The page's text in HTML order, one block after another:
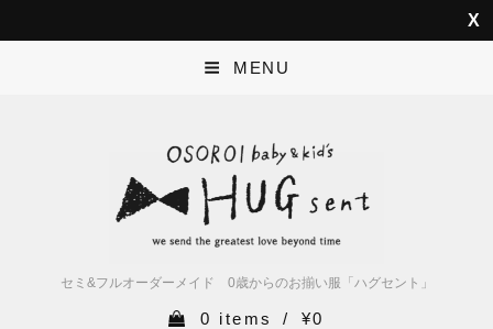
MENU
セミ&フルオーダーメイド 0歳からのお揃い服「ハグセント」
0 items / ¥0